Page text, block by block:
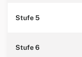
Stufe 5
Stufe 6